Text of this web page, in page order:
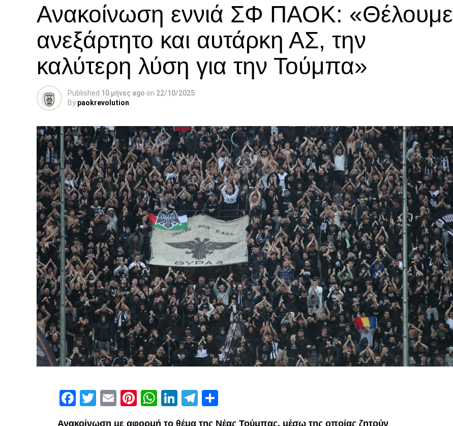
Ανακοίνωση εννιά ΣΦ ΠΑΟΚ: «Θέλουμε
ανεξάρτητο και αυτάρκη ΑΣ, την
καλύτερη λύση για την Τούμπα»
Published 10 μήνες ago on 22/10/2025
By paokrevolution
Facebook
Twitter
EmailPinterest
WhatsApp
LinkedIn
Telegram
Ανακοίνωση με αφορμή το θέμα της Νέας Τούμπας, μέσω της οποίας ζητούν